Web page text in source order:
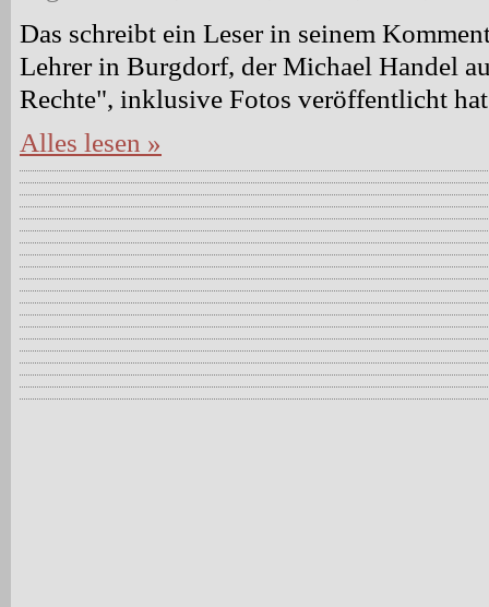
Das schreibt ein Leser in seinem
Lehrer in Burgdorf, der Michael Handel
Rechte", inklusive Fotos veröffentlicht
Alles lesen »